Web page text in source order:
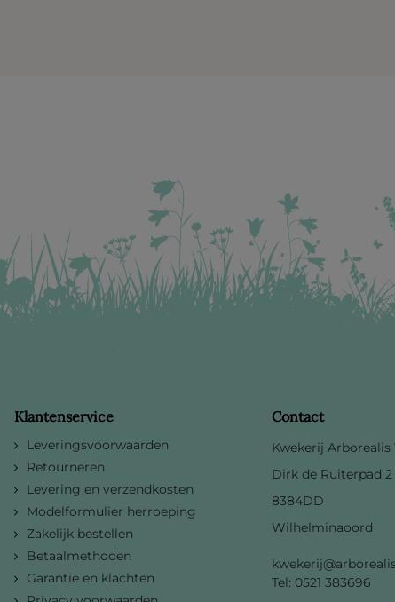
Klantenservice
Leveringsvoorwaarden
Retourneren
Levering en verzendkosten
Modelformulier herroeping
Zakelijk bestellen
Betaalmethoden
Garantie en klachten
Contact
Kwekerij Arborealis
Dirk de Ruiterpad 2
8384DD
Wilhelminaoord
Tel: 0521 383696